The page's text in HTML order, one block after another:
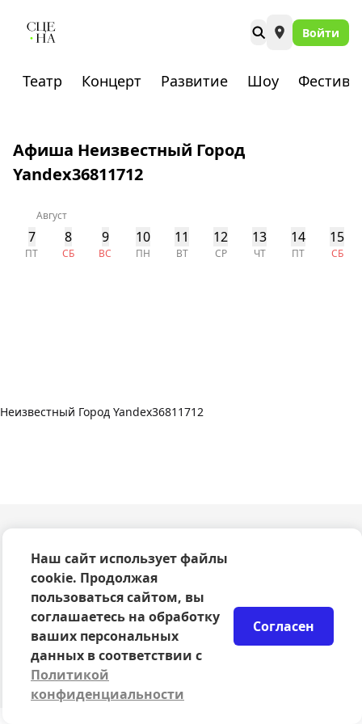
Войти
Театр Концерт Развитие Шоу
Афиша Неизвестный Город
Yandex36811712
Август
7
ПТ
8
СБ
9
ВС
10
ПН
11
ВТ
12
СР
13
ЧТ
14
ПТ
15
СБ
Неизвестный Город Yandex36811712
Оферта
Политика конфиденциальности
Согласие на обработку персональных данных
Правила возврата билетов
Возврат билетов
Организаторам
Наш сайт использует файлы
cookie. Продолжая
пользоваться сайтом, вы
соглашаетесь на обработку
ваших персональных
данных в соответствии с
Политикой
конфиденциальности
Согласен